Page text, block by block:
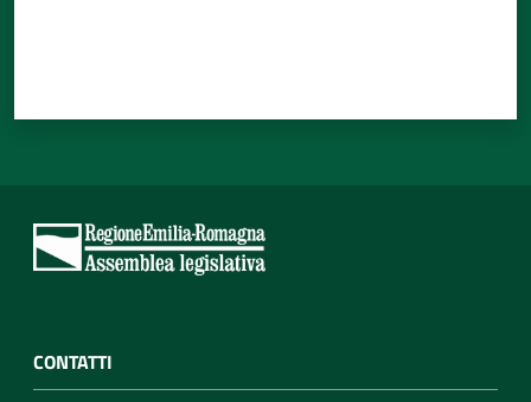
CONTATTI